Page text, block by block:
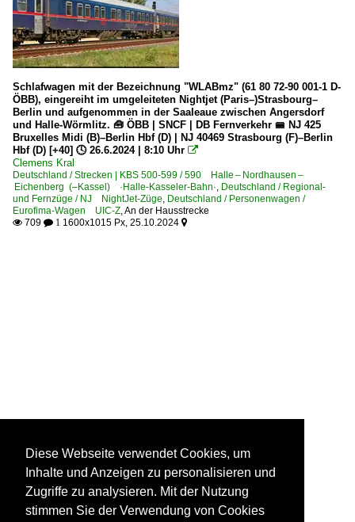
Schlafwagen mit der Bezeichnung "WLABmz" (61 80 72-90 001-1 D-
ÖBB), eingereiht im umgeleiteten Nightjet (Paris–)Strasbourg–
Berlin und aufgenommen in der Saaleaue zwischen Angersdorf
und Halle-Wörmlitz. 🧰 ÖBB | SNCF | DB Fernverkehr 🚝 NJ 425
Bruxelles Midi (B)–Berlin Hbf (D) | NJ 40469 Strasbourg (F)–Berlin
Hbf (D) [+40] 🕓 26.6.2024 | 8:10 Uhr 
Clemens Kral
Deutschland / Strecken | KBS 500-599 / 590 Halle – Nordhausen –
Eichenberg (–Kassel) ·Halle-Kasseler-Bahn·, Deutschland / Regional-
und Fernzüge / NJ NightJet-Züge, Deutschland / Personenwagen /
Eurofima-Wagen UIC-Z,An der Hausstrecke
 709  1 1600x1015 Px, 25.10.2024 
Diese Webseite verwendet Cookies, um
Inhalte und Anzeigen zu personalisieren und
Zugriffe zu analysieren. Mit der Nutzung
stimmen Sie der Verwendung von Cookies